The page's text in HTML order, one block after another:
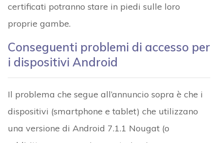
certificati potranno stare in piedi sulle loro
proprie gambe.
Conseguenti problemi di accesso per
i dispositivi Android
Il problema che segue all’annuncio sopra è che i
dispositivi (smartphone e tablet) che utilizzano
una versione di Android 7.1.1 Nougat (o